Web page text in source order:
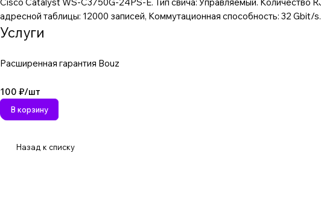
адресной таблицы: 12000 записей, Коммутационная способность: 32 Gbit/
Услуги
Расширенная гарантия Bouz
100 ₽/шт
В корзину
Назад к списку